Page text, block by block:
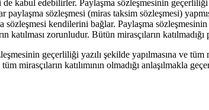
edebilirler. Paylaşma sözleşmesinin geçerliliği
sözleşmesi (miras taksim sözleşmesi)
sözleşmesi kendilerini bağlar. Paylaşma
katılması zorunludur. Bütün mirasçıların
geçerliliği yazılı şekilde yapılmasına ve tüm
mirasçıların katılımının olmadığı anlaşılmakla